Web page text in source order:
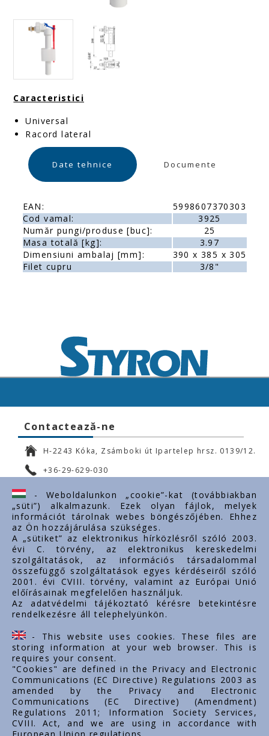
Caracteristici
Universal
Racord lateral
Date tehnice Documente
EAN:
5998607370303
Cod vamal:
3925
Număr pungi/produse [buc]:
25
Masa totală [kg]:
3.97
Dimensiuni ambalaj [mm]:
390 x 385 x 305
Filet cupru
3/8"
Contactează-ne
H-2243 Kóka, Zsámboki út Ipartelep hrsz. 0139/12.
+36-29-629-030
ertekesites@styron.hu
export@styron.hu
www.styron.hu
Linkuri importante
Despre noi
Documente
Contact
Carieră
- Weboldalunkon „cookie”-kat (továbbiakban
„süti”) alkalmazunk. Ezek olyan fájlok, melyek
információt tárolnak webes böngészőjében. Ehhez
az Ön hozzájárulása szükséges.
A „sütiket” az elektronikus hírközlésről szóló 2003.
évi C. törvény, az elektronikus kereskedelmi
szolgáltatások, az információs társadalommal
összefüggő szolgáltatások egyes kérdéseiről szóló
2001. évi CVIII. törvény, valamint az Európai Unió
előírásainak megfelelően használjuk.
Az adatvédelmi tájékoztató kérésre betekintésre
rendelkezésre áll telephelyünkön.
- This website uses cookies. These files are
storing information at your web browser. This is
requires your consent.
"Cookies" are defined in the Privacy and Electronic
Communications (EC Directive) Regulations 2003 as
amended by the Privacy and Electronic
Communications (EC Directive) (Amendment)
Regulations 2011; Information Society Services,
CVIII. Act, and we are using in accordance with